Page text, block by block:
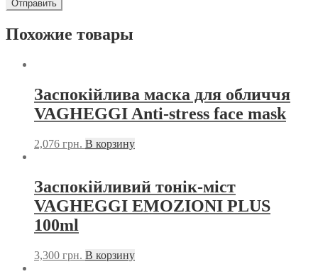
Похожие товары
Заспокійлива маска для обличчя
VAGHEGGI Anti-stress face mask
2,076 грн. В корзину
Заспокійливий тонік-міст
VAGHEGGI EMOZIONI PLUS
100ml
3,300 грн. В корзину